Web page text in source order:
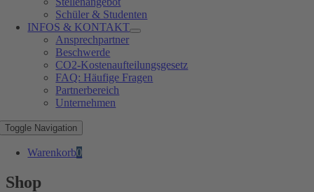
Schüler & Studenten
INFOS & KONTAKT
Ansprechpartner
Beschwerde
CO2-Kostenaufteilungsgesetz
FAQ: Häufige Fragen
Partnerbereich
Unternehmen
Toggle Navigation
Warenkorb0
Shop